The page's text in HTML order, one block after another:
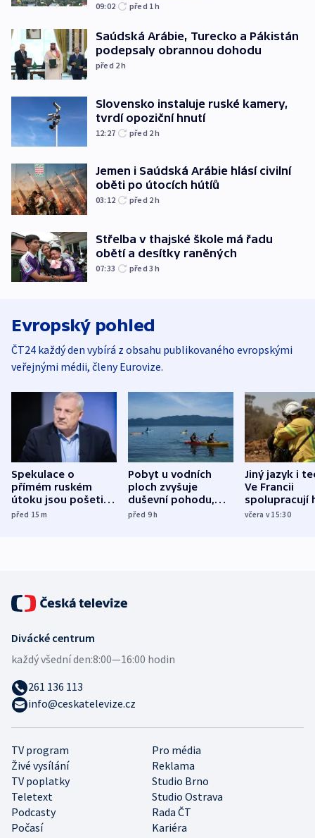
09:02 před 1h
Saúdská Arábie, Turecko a Pákistán
podepsaly obrannou dohodu
před 2h
Slovensko instaluje ruské kamery,
tvrdí opoziční hnutí
12:27 před 2h
Jemen i Saúdská Arábie hlásí civilní
oběti po útocích hútíů
03:12 před 2h
Střelba v thajské škole má řadu
obětí a desítky raněných
07:33 před 3h
Evropský pohled
ČT24 každý den vybírá z obsahu publikovaného evropskými
veřejnými médii, členy Eurovize.
Spekulace o
přímém ruském
útoku jsou pošetilé,
míní estonský
před 15m
Pobyt u vodních
ploch zvyšuje
duševní pohodu,
ukázala
před 9h
Jiný jazyk i
Ve Francii
spolupracují
různých zemí
včera v 15:30
TV program
Pro média
Živé vysílání
Reklama
TV poplatky
Studio Brno
Teletext
Studio Ostrava
Podcasty
Rada ČT
Počasí
Kariéra
Divácké centrum
každý všední den:8:00—16:00 hodin
261 136 113
info@ceskatelevize.cz